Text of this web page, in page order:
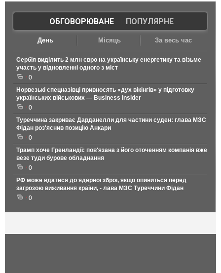
ОБГОВОРЮВАНЕ| ПОПУЛЯРНЕ
День Місяць За весь час
Сербія виділить 2 млн євро на українську енергетику та візьме
участь у відновленні одного з міст
0
Норвезькі спецназівці привносять «дух вікінгів» у підготовку
українських військових — Business Insider
0
Туреччина закриває Дарданелли для частини суден: глава МЗС
Фідан роз'яснив позицію Анкари
0
Трамп хоче Гренландії: пов'язана з його оточенням компанія вже
везе туди бурове обладнання
0
РФ може вдатися до ядерної зброї, якщо опиниться перед
загрозою виживання країни, - лава МЗС Туреччини Фідан
0